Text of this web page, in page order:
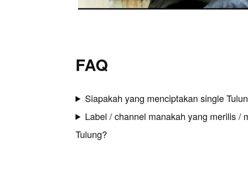
FAQ
Siapakah yang menciptakan single
Label / channel manakah yang merilis /
Tulung?